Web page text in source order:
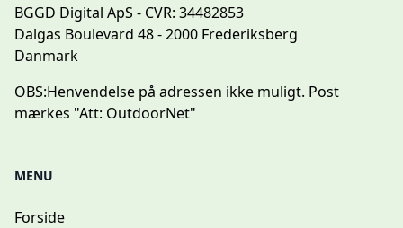
BGGD Digital ApS - CVR: 34482853
Dalgas Boulevard 48 - 2000 Frederiksberg
Danmark
OBS:Henvendelse på adressen ikke muligt. Post
mærkes "Att: OutdoorNet"
MENU
Forside